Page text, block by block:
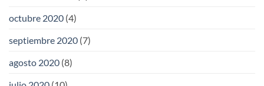
octubre 2020 (4)
septiembre 2020 (7)
agosto 2020 (8)